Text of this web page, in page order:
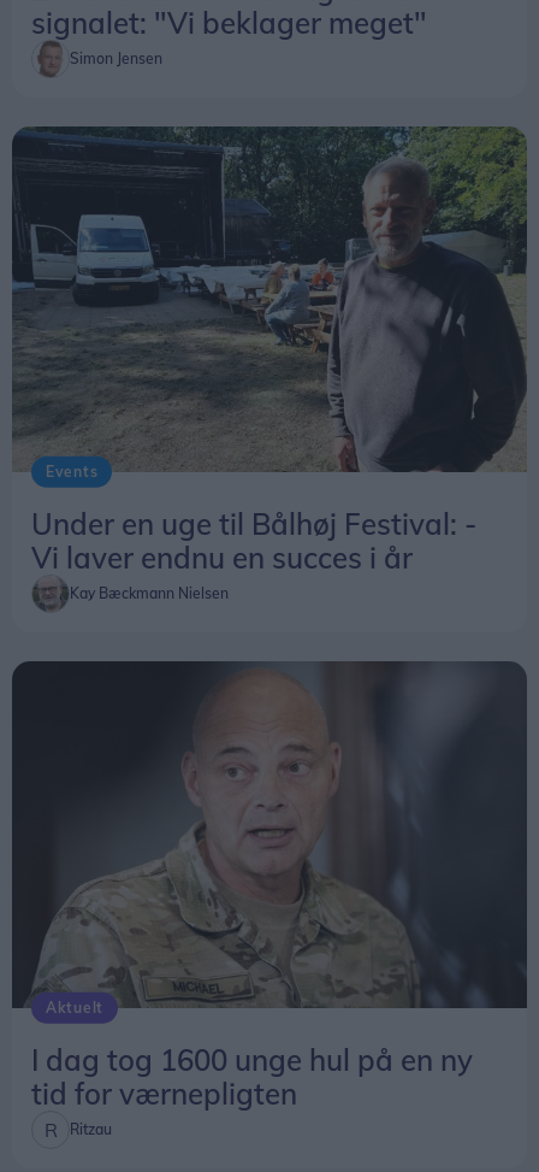
signalet: "Vi beklager meget"
Simon Jensen
Events
Under en uge til Bålhøj Festival: -
Vi laver endnu en succes i år
Kay Bæckmann Nielsen
Aktuelt
I dag tog 1600 unge hul på en ny
tid for værnepligten
Ritzau